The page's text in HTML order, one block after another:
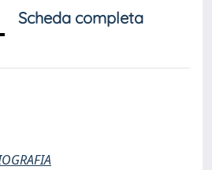
Scheda completa